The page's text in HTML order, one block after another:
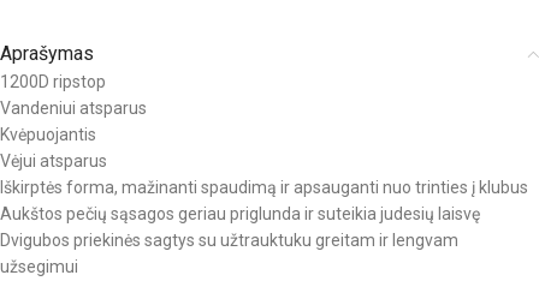
Aprašymas
1200D ripstop
Vandeniui atsparus
Kvėpuojantis
Vėjui atsparus
Iškirptės forma, mažinanti spaudimą ir apsauganti nuo trinties į klubus
Aukštos pečių sąsagos geriau priglunda ir suteikia judesių laisvę
Dvigubos priekinės sagtys su užtrauktuku greitam ir lengvam
užsegimui